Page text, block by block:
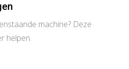
machine? Deze
helpen.